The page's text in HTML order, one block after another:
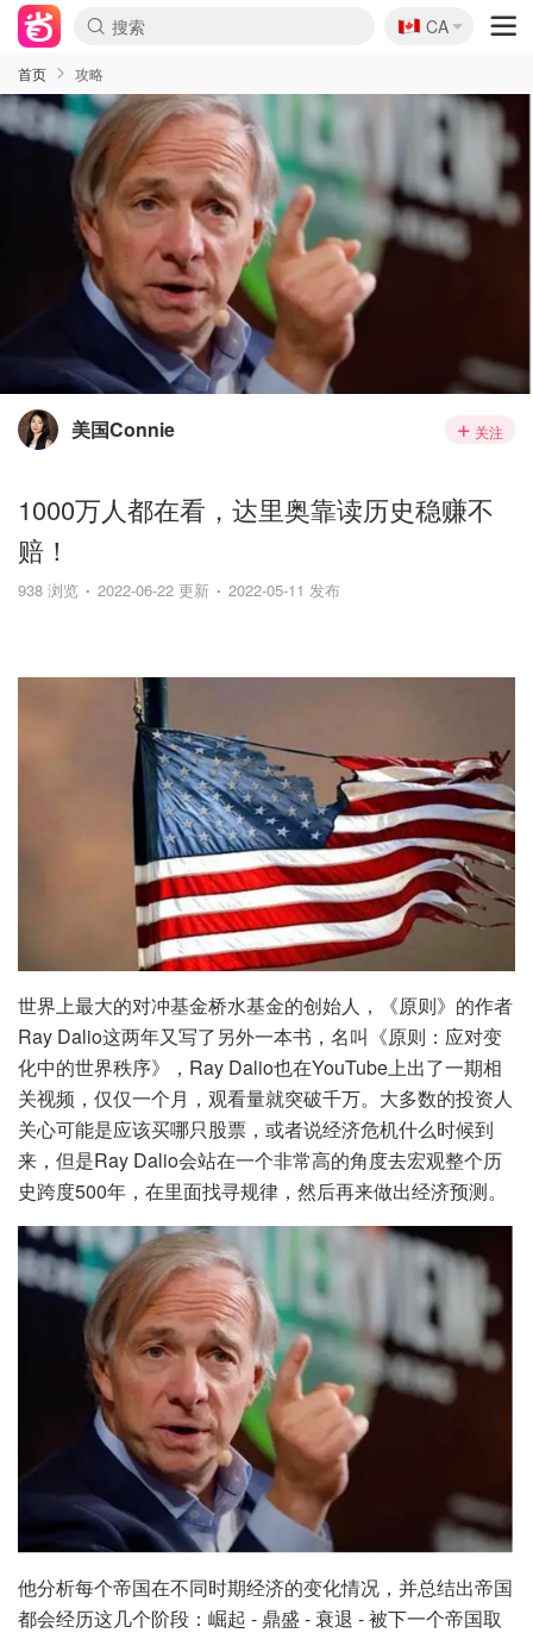
🇨🇦
CA
首页 攻略
美国Connie 关注
1000万人都在看，达里奥靠读历史稳赚不
赔！
938 浏览 2022-06-22 更新 2022-05-11 发布
世界上最大的对冲基金桥水基金的创始人，《原则》的作者
Ray Dalio这两年又写了另外一本书，名叫《原则：应对变
化中的世界秩序》，Ray Dalio也在YouTube上出了一期相
关视频，仅仅一个月，观看量就突破千万。大多数的投资人
关心可能是应该买哪只股票，或者说经济危机什么时候到
来，但是Ray Dalio会站在一个非常高的角度去宏观整个历
史跨度500年，在里面找寻规律，然后再来做出经济预测。
他分析每个帝国在不同时期经济的变化情况，并总结出帝国
都会经历这几个阶段：崛起 - 鼎盛 - 衰退 - 被下一个帝国取